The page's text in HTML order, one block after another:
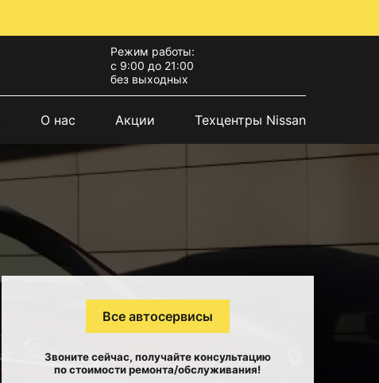
Режим работы:
с 9:00 до 21:00
без выходных
О нас Акции Техцентры Nissan
Все автосервисы
Звоните сейчас, получайте консультацию
по стоимости ремонта/обслуживания!